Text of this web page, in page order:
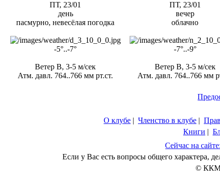
ПТ, 23/01
день
пасмурно, невесёлая погодка
-5°..-7°
Ветер В, 3-5 м/сек
Атм. давл. 764..766 мм рт.ст.
ПТ, 23/01
вечер
облачно
-7°..-9°
Ветер В, 3-5 м/сек
Атм. давл. 764..766 мм
О клубе | Членство в клубе |
Книги |
Сейчас на
Если у Вас есть вопросы общего характера,
© ККМ